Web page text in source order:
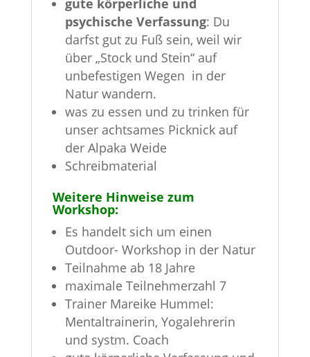
gute körperliche und
psychische Verfassung: Du
darfst gut zu Fuß sein, weil wir
über „Stock und Stein“ auf
unbefestigen Wegen in der
Natur wandern.
was zu essen und zu trinken für
unser achtsames Picknick auf
der Alpaka Weide
Schreibmaterial
Weitere Hinweise zum
Workshop:
Es handelt sich um einen
Outdoor- Workshop in der Natur
Teilnahme ab 18 Jahre
maximale Teilnehmerzahl 7
Trainer Mareike Hummel:
Mentaltrainerin, Yogalehrerin
und systm. Coach